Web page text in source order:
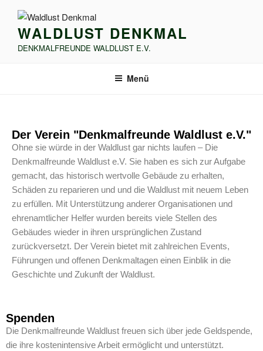
WALDLUST DENKMAL
DENKMALFREUNDE WALDLUST E.V.
Menü
Der Verein "Denkmalfreunde Waldlust e.V."
Ohne sie würde in der Waldlust gar nichts laufen – Die
Denkmalfreunde Waldlust e.V. Sie haben es sich zur Aufgabe
gemacht, das historisch wertvolle Gebäude zu erhalten,
Schäden zu reparieren und und die Waldlust mit neuem Leben
zu erfüllen. Mit Unterstützung anderer Organisationen und
ehrenamtlicher Helfer wurden bereits viele Stellen des
Gebäudes wieder in ihren ursprünglichen Zustand
zurückversetzt. Der Verein bietet mit zahlreichen Events,
Führungen und offenen Denkmaltagen einen Einblik in die
Geschichte und Zukunft der Waldlust.
Spenden
Die Denkmalfreunde Waldlust freuen sich über jede Geldspende,
die ihre kostenintensive Arbeit ermöglicht und unterstützt.